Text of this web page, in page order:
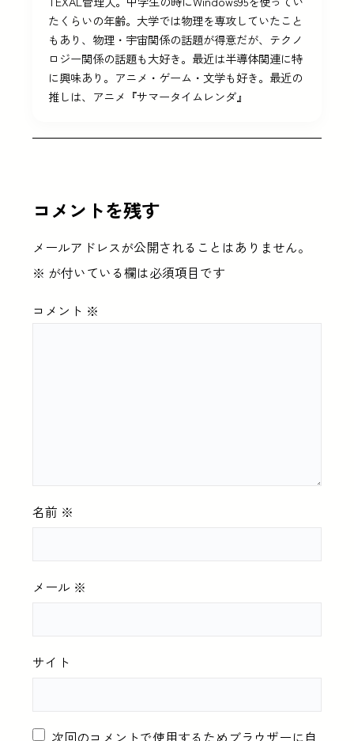
たくらいの年齢。大学では物理を専攻していたこと
もあり、物理・宇宙関係の話題が得意だが、テクノ
ロジー関係の話題も大好き。最近は半導体関連に特
に興味あり。アニメ・ゲーム・文学も好き。最近の
推しは、アニメ『サマータイムレンダ』
コメントを残す
メールアドレスが公開されることはありません。
※ が付いている欄は必須項目です
コメント ※
名前 ※
メール ※
サイト
次回のコメントで使用するためブラウザーに自